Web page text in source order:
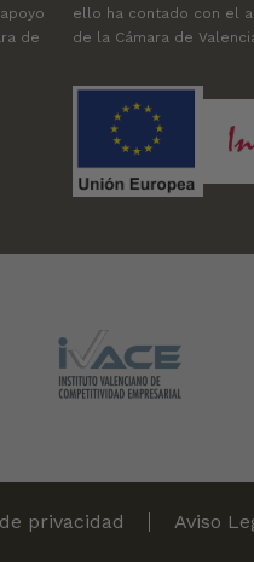
de
ello ha contado con el
de la Cámara de
privacidad Aviso